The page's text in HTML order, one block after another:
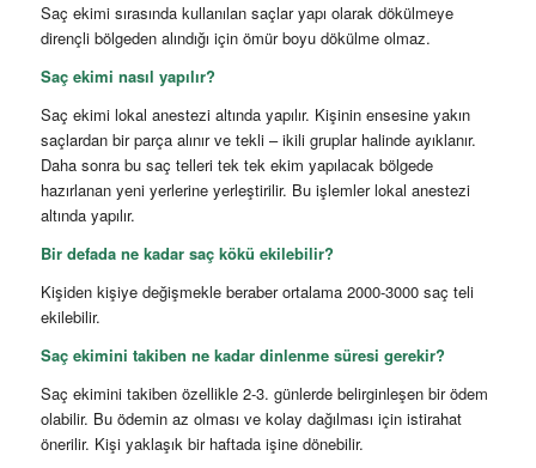
Saç ekimi sırasında kullanılan saçlar yapı olarak dökülmeye
dirençli bölgeden alındığı için ömür boyu dökülme olmaz.
Saç ekimi nasıl yapılır?
Saç ekimi lokal anestezi altında yapılır. Kişinin ensesine yakın
saçlardan bir parça alınır ve tekli – ikili gruplar halinde ayıklanır.
Daha sonra bu saç telleri tek tek ekim yapılacak bölgede
hazırlanan yeni yerlerine yerleştirilir. Bu işlemler lokal anestezi
altında yapılır.
Bir defada ne kadar saç kökü ekilebilir?
Kişiden kişiye değişmekle beraber ortalama 2000-3000 saç teli
ekilebilir.
Saç ekimini takiben ne kadar dinlenme süresi gerekir?
Saç ekimini takiben özellikle 2-3. günlerde belirginleşen bir ödem
olabilir. Bu ödemin az olması ve kolay dağılması için istirahat
önerilir. Kişi yaklaşık bir haftada işine dönebilir.